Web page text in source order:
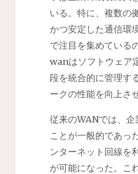
いる。 特に、複数の
かつ安定した通信環
で注目を集めている
wanはソフトウェア
段を統合的に管理す
ークの性能を向上さ
従来のWANでは、
ことが一般的であっ
ンターネット回線を
が可能になった。こ